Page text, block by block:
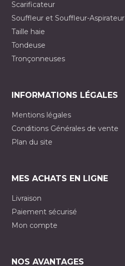
Scarificateur
Souffleur et Souffleur-Aspirateur
Taille haie
Tondeuse
Tronçonneuses
INFORMATIONS LÉGALES
Mentions légales
Conditions Générales de vente
Plan du site
MES ACHATS EN LIGNE
Livraison
Paiement sécurisé
Mon compte
NOS AVANTAGES